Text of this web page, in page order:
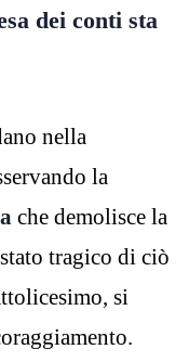
dei conti sta
nella
la
che demolisce la
tragico di ciò
si